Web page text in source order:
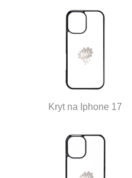
Kryt na Iphone 17